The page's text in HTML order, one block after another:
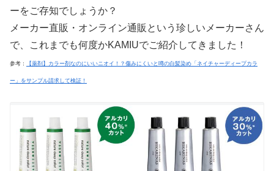
ーをご存知でしょうか？
メーカー直販・オンライン通販という珍しいメーカーさん
で、これまでも何度かKAMIUでご紹介してきました！
参考： 【薬剤】カラー剤なのにいいニオイ！？傷みにくいと噂の白髪染め「ネイチャーディープカラ
ー」をサンプル請求して検証！